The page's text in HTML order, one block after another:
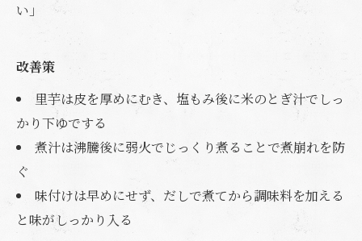
い」
改善策
里芋は皮を厚めにむき、塩もみ後に米のとぎ汁でしっ
かり下ゆでする
煮汁は沸騰後に弱火でじっくり煮ることで煮崩れを防
ぐ
味付けは早めにせず、だしで煮てから調味料を加える
と味がしっかり入る